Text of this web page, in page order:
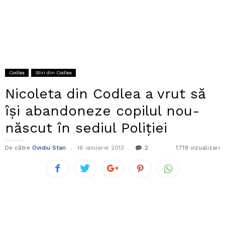
Codlea Stiri din Codlea
Nicoleta din Codlea a vrut să
își abandoneze copilul nou-
născut în sediul Poliției
De către Ovidiu Stan 16 ianuarie 2013 2 1.719 vizualizari